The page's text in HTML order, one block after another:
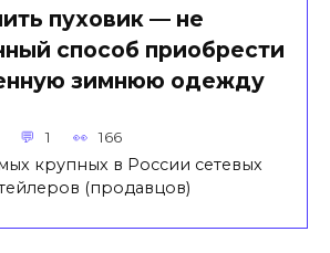
пуховик — не
способ приобрести
зимнюю одежду
1 166
крупных в России сетевых
(продавцов)